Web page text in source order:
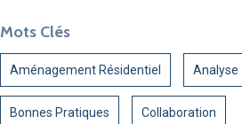
Mots Clés
Aménagement Résidentiel Analyse
Bonnes Pratiques Collaboration